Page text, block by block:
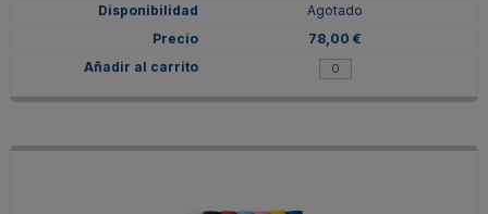
Agotado
78,00 €